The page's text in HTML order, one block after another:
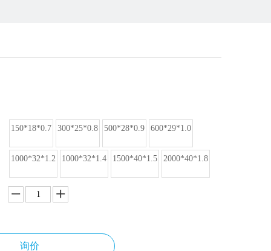
150*18*0.7 300*25*0.8 500*28*0.9 600*29*1.0
1000*32*1.2 1000*32*1.4 1500*40*1.5 2000*40*1.8
询价